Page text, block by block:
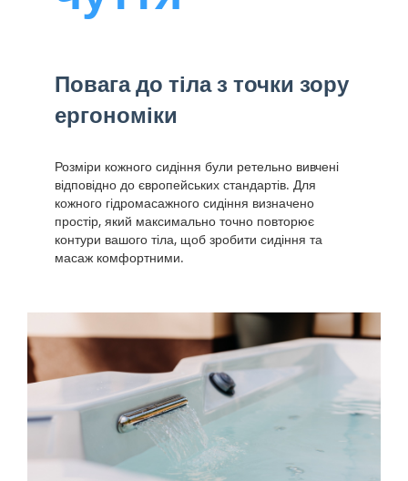
Повага до тіла з точки зору
ергономіки
Розміри кожного сидіння були ретельно вивчені
відповідно до європейських стандартів. Для
кожного гідромасажного сидіння визначено
простір, який максимально точно повторює
контури вашого тіла, щоб зробити сидіння та
масаж комфортними.